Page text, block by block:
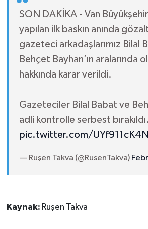
SON DAKİKA - Van
yapılan ilk baskın anında
gazeteci arkadaşlarımız Bilal
Behçet Bayhan’ın aralarında
hakkında karar verildi.
Gazeteciler Bilal Babat ve
adli kontrolle serbest
pic.twitter.com/UYf911cK4N
— Ruşen Takva (@RusenTakva)
Kaynak: Ruşen Takva